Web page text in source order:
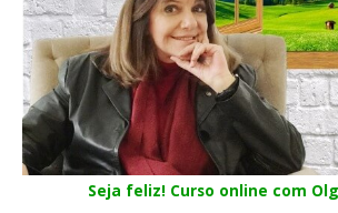
Seja feliz! Curso online com